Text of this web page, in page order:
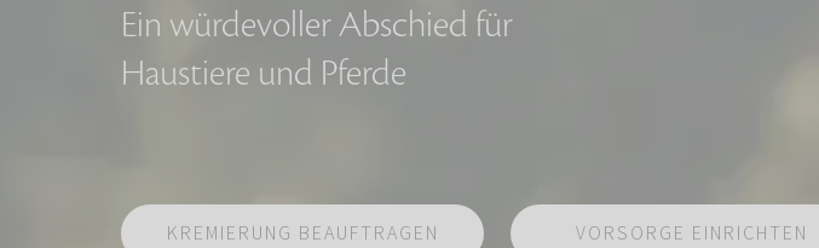
Ein würdevoller Abschied für
Haustiere und Pferde
KREMIERUNG BEAUFTRAGEN VORSORGE EINRICHTEN